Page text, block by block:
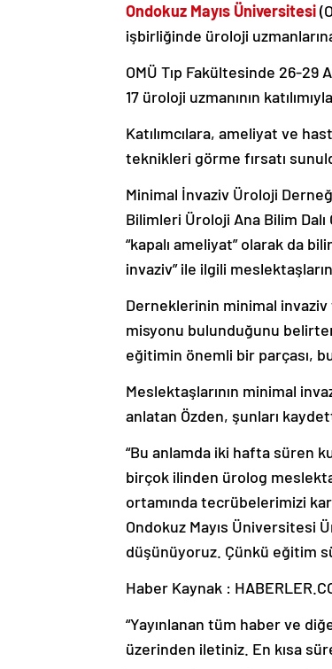
Ondokuz Mayıs Üniversitesi
işbirliğinde üroloji
OMÜ Tıp Fakültesinde 26-
17 üroloji uzmanının
Katılımcılara, ameliyat ve
teknikleri görme fırsatı
Minimal İnvaziv Üroloji
Bilimleri Üroloji Ana Bilim
“kapalı ameliyat” olarak da
invaziv” ile ilgili
Derneklerinin minimal
misyonu bulunduğunu
eğitimin önemli bir parçası,
Meslektaşlarının minimal
anlatan Özden, şunları
“Bu anlamda iki hafta süren
birçok ilinden ürolog
ortamında tecrübelerimizi
Ondokuz Mayıs Üniversitesi
düşünüyoruz. Çünkü eğitim
Haber Kaynak :
“Yayınlanan tüm haber ve
üzerinden iletiniz. En kısa